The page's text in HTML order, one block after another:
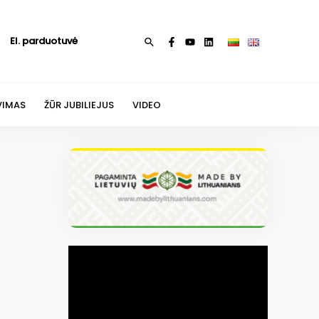
El. parduotuvė Paieška
ŽŪR JUBILIEJUS VIDEO